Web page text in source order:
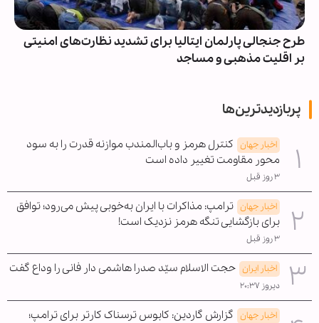
طرح جنجالی پارلمان ایتالیا برای تشدید نظارت‌های امنیتی
بر اقلیت‌ مذهبی و مساجد
پربازدیدترین‌ها
اخبار جهان کنترل هرمز و باب‌المندب موازنه قدرت را به سود
محور مقاومت تغییر داده است
۳ روز قبل
اخبار جهان ترامپ: مذاکرات با ایران به‌خوبی پیش می‌رود؛ توافق
برای بازگشایی تنگه هرمز نزدیک است!
۳ روز قبل
اخبار ایران حجت الاسلام سیّد صدرا هاشمی دار فانی را وداع گفت
دیروز ۲۰:۳۷
اخبار جهان گزارش گاردین: کابوس ترسناک کارتر برای ترامپ؛